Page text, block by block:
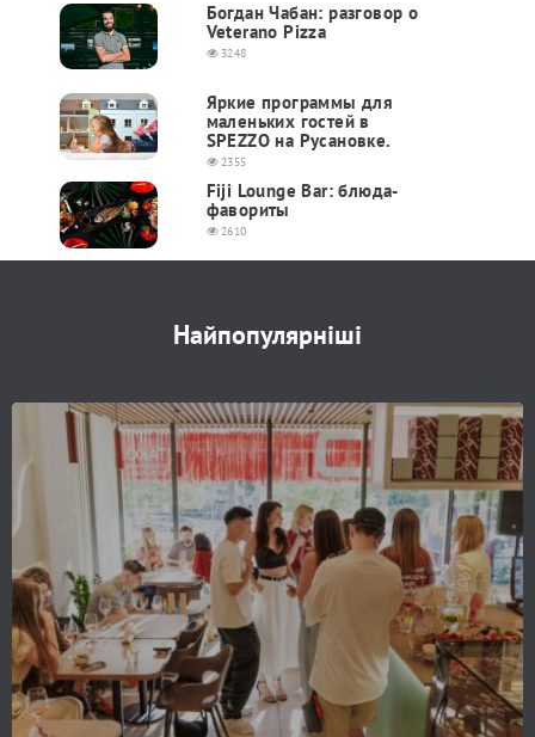
Богдан Чабан: разговор о
Veterano Pizza
3248
Яркие программы для
маленьких гостей в
SPEZZO на Русановке.
2355
Fiji Lounge Bar: блюда-
фавориты
2610
Найпопулярніші